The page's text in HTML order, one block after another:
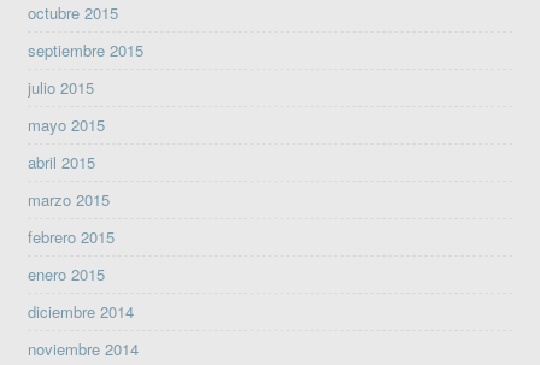
octubre 2015
septiembre 2015
julio 2015
mayo 2015
abril 2015
marzo 2015
febrero 2015
enero 2015
diciembre 2014
noviembre 2014